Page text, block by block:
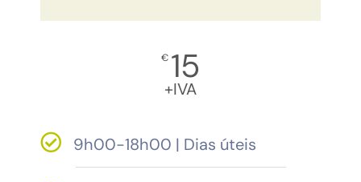
€ 15
+IVA
9h00-18h00 | Dias úteis